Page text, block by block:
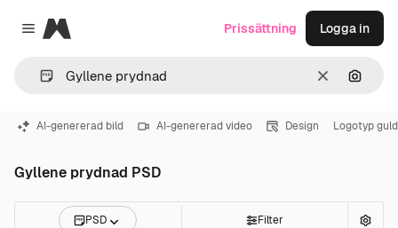
Close menu
Magnific
RensaSök
Prissättning Logga in
AI-genererad bild AI-genererad video Design Logotyp guld
Gyllene prydnad PSD
PSD Filter